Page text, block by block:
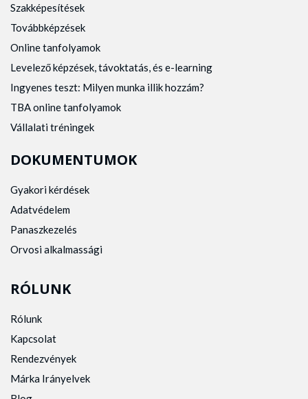
Szakképesítések
Továbbképzések
Online tanfolyamok
Levelező képzések, távoktatás, és e-learning
Ingyenes teszt: Milyen munka illik hozzám?
TBA online tanfolyamok
Vállalati tréningek
DOKUMENTUMOK
Gyakori kérdések
Adatvédelem
Panaszkezelés
Orvosi alkalmassági
RÓLUNK
Rólunk
Kapcsolat
Rendezvények
Márka Irányelvek